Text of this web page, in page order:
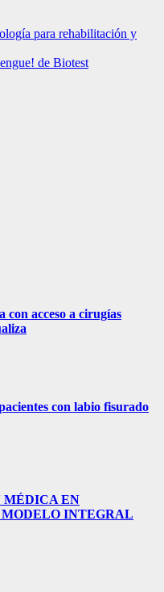
para rehabilitación y
de Biotest
con acceso a cirugías
con labio fisurado
MÉDICA EN
INTEGRAL